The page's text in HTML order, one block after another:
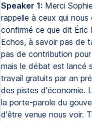
Speaker 1: Merci
rappelle à ceux qui
confirmé ce que dit Éric
Echos, à savoir pas de
pas de contribution
mais le débat est lancé
travail gratuits par an
des pistes d'économie.
la porte-parole du
d'être venue nous voir.